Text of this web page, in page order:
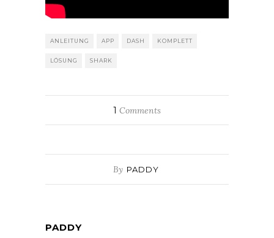
ANLEITUNG APP DASH KOMPLETT
LÖSUNG SHARK
1 Comments
By PADDY
PADDY